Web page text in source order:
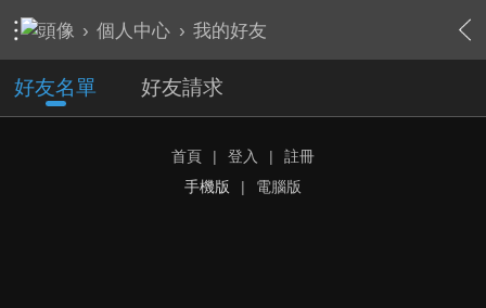
› 個人中心 › 我的好友
好友名單 好友請求
首頁 | 登入 |
註冊
手機版
| 電腦版